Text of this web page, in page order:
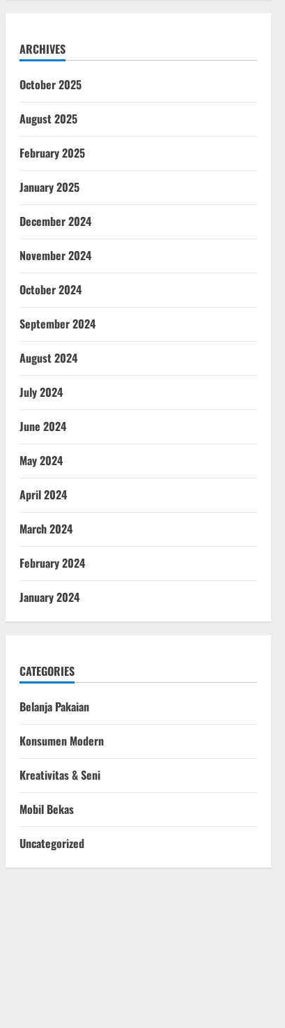
ARCHIVES
October 2025
August 2025
February 2025
January 2025
December 2024
November 2024
October 2024
September 2024
August 2024
July 2024
June 2024
May 2024
April 2024
March 2024
February 2024
January 2024
CATEGORIES
Belanja Pakaian
Konsumen Modern
Kreativitas & Seni
Mobil Bekas
Uncategorized